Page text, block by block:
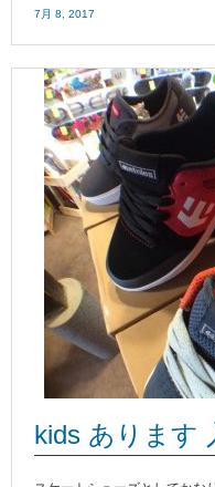
7月 8, 2017
kids あります